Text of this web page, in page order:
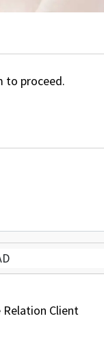
to proceed.
Relation Client